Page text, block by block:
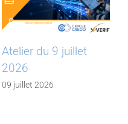
Atelier du 9 juillet
2026
09 juillet 2026